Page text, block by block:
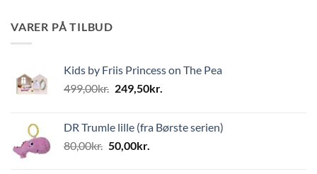
VARER PÅ TILBUD
Kids by Friis Princess on The Pea
499,00kr. Den
var:
499,00kr..
249,50kr.
er:
DR Trumle lille (fra Børste serien)
80,00kr. Den
50,00kr.